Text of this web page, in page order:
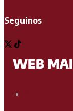
Seguinos